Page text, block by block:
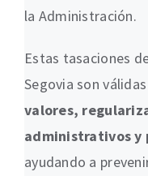
la Administración.
Estas tasaciones
Segovia son
valores,
administrativos
ayudando a